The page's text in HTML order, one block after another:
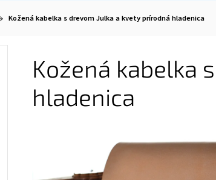
Kožená kabelka s drevom Julka a kvety prírodná hladenica
Kožená kabelka
hladenica